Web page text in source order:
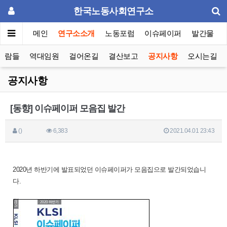
한국노동사회연구소
메인 연구소소개 노동포럼 이슈페이퍼 발간물
람들 역대임원 걸어온길 결산보고 공지사항 오시는길
공지사항
[동향] 이슈페이퍼 모음집 발간
() 6,383 2021.04.01 23:43
2020년 하반기에 발표되었던 이슈페이퍼가 모음집으로 발간되었습니
다.